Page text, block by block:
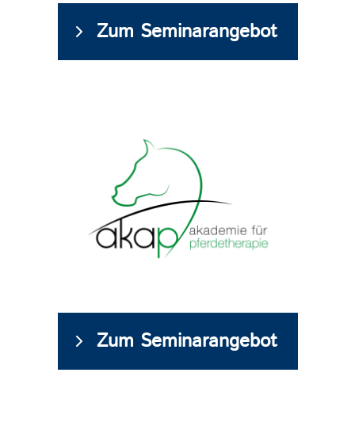
Zum Seminarangebot
Zum Seminarangebot